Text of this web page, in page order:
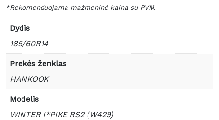
*Rekomenduojama mažmeninė kaina su PVM.
Dydis
185/60R14
Prekės ženklas
HANKOOK
Modelis
WINTER I*PIKE RS2 (W429)